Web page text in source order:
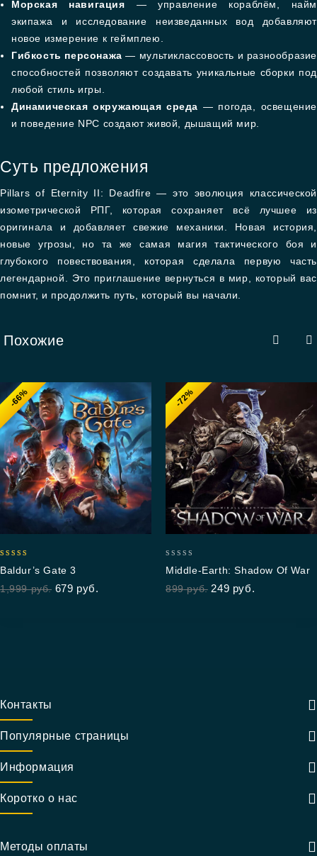
Морская навигация — управление кораблём, найм
экипажа и исследование неизведанных вод добавляют
новое измерение к геймплею.
Гибкость персонажа — мультиклассовость и разнообразие
способностей позволяют создавать уникальные сборки под
любой стиль игры.
Динамическая окружающая среда — погода, освещение
и поведение NPC создают живой, дышащий мир.
Суть предложения
Pillars of Eternity II: Deadfire — это эволюция классической
изометрической РПГ, которая сохраняет всё лучшее из
оригинала и добавляет свежие механики. Новая история,
новые угрозы, но та же самая магия тактического боя и
глубокого повествования, которая сделала первую часть
легендарной. Это приглашение вернуться в мир, который вас
помнит, и продолжить путь, который вы начали.
Похожие
-66%
out of 5
Baldur’s Gate 3
1,999руб. 679 руб.
-72%
out
of
Middle-Earth: Shadow Of War
899руб. 249 руб.
Контакты
Популярные страницы
Информация
Коротко о нас
Методы оплаты